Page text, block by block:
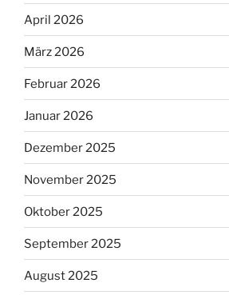
April 2026
März 2026
Februar 2026
Januar 2026
Dezember 2025
November 2025
Oktober 2025
September 2025
August 2025